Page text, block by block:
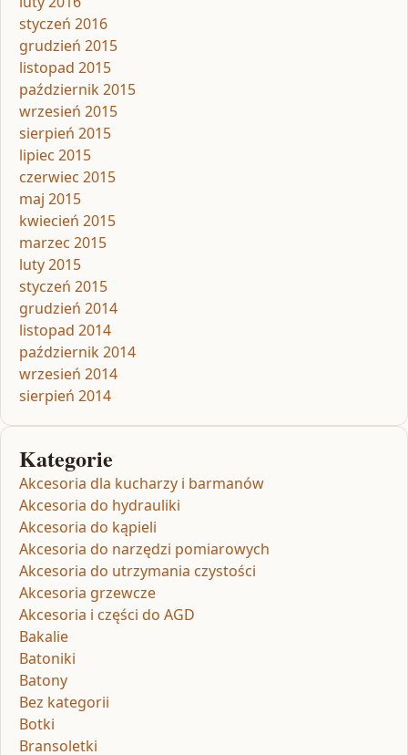
styczeń 2016
grudzień 2015
listopad 2015
październik 2015
wrzesień 2015
sierpień 2015
lipiec 2015
czerwiec 2015
maj 2015
kwiecień 2015
marzec 2015
luty 2015
styczeń 2015
grudzień 2014
listopad 2014
październik 2014
wrzesień 2014
sierpień 2014
Kategorie
Akcesoria dla kucharzy i barmanów
Akcesoria do hydrauliki
Akcesoria do kąpieli
Akcesoria do narzędzi pomiarowych
Akcesoria do utrzymania czystości
Akcesoria grzewcze
Akcesoria i części do AGD
Bakalie
Batoniki
Batony
Bez kategorii
Botki
Bransoletki